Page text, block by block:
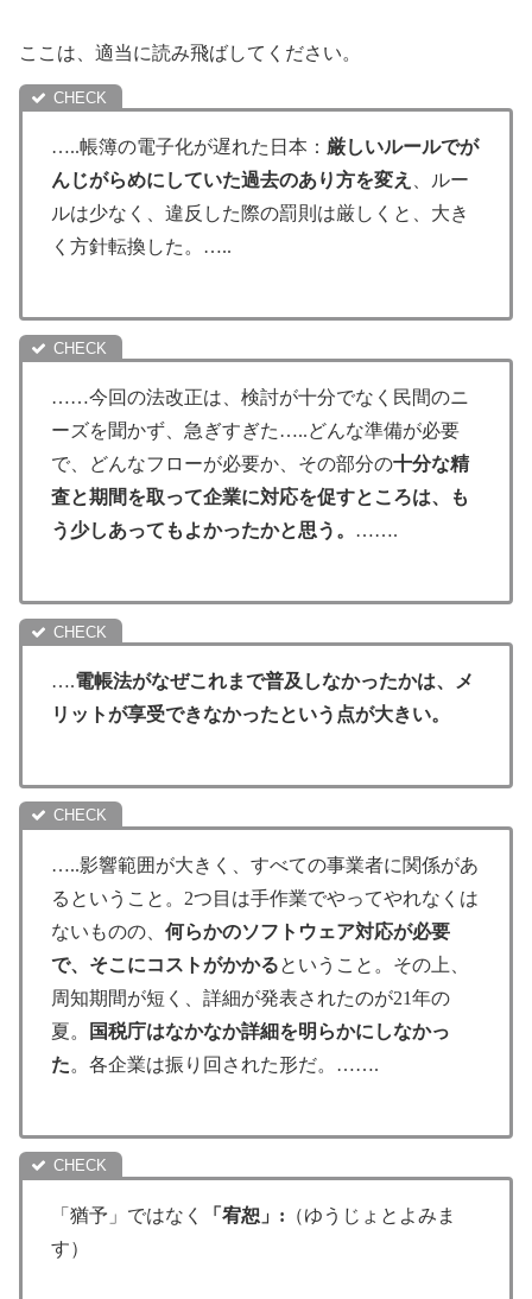
ここは、適当に読み飛ばしてください。
…..帳簿の電子化が遅れた日本： 厳しいルールでが
んじがらめにしていた過去のあり方を変え
、ルー
ルは少なく、違反した際の罰則は厳しくと、大き
く方針転換した。…..
……今回の法改正は、検討が十分でなく民間のニ
ーズを聞かず、急ぎすぎた…..どんな準備が必要
で、どんなフローが必要か、その部分の十分な精
査と期間を取って企業に対応を促すところは、も
う少しあってもよかったかと思う。 …….
….電帳法がなぜこれまで普及しなかったかは、メ
リットが享受できなかったという点が大きい。
…..影響範囲が大きく、すべての事業者に関係があ
るということ。2つ目は手作業でやってやれなくは
ないものの、 何らかのソフトウェア対応が必要
で、そこにコストがかかるということ。その上、
周知期間が短く、詳細が発表されたのが21年の
夏。
国税庁はなかなか詳細を明らかにしなかっ
た。各企業は振り回された形だ。…….
「猶予」ではなく 「宥恕」: （ゆうじょとよみま
す）